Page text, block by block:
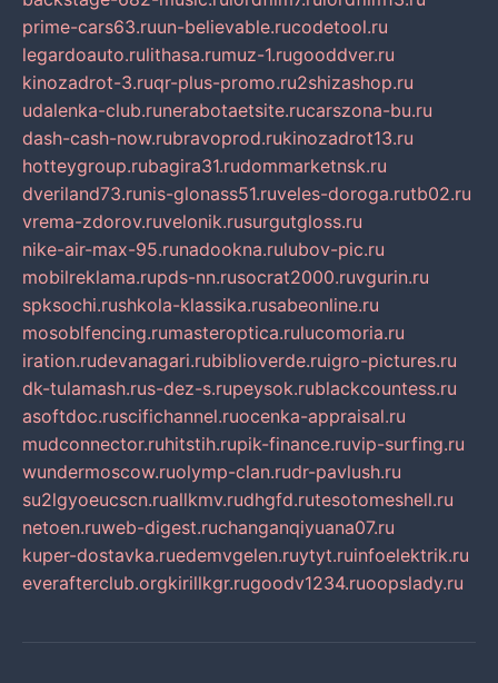
prime-cars63.ruun-believable.rucodetool.ru
legardoauto.rulithasa.rumuz-1.rugooddver.ru
kinozadrot-3.ruqr-plus-promo.ru2shizashop.ru
udalenka-club.runerabotaetsite.rucarszona-bu.ru
dash-cash-now.rubravoprod.rukinozadrot13.ru
hotteygroup.rubagira31.rudommarketnsk.ru
dveriland73.runis-glonass51.ruveles-doroga.rutb02.ru
vrema-zdorov.ruvelonik.rusurgutgloss.ru
nike-air-max-95.runadookna.rulubov-pic.ru
mobilreklama.rupds-nn.rusocrat2000.ruvgurin.ru
spksochi.rushkola-klassika.rusabeonline.ru
mosoblfencing.rumasteroptica.rulucomoria.ru
iration.rudevanagari.rubiblioverde.ruigro-pictures.ru
dk-tulamash.rus-dez-s.rupeysok.rublackcountess.ru
asoftdoc.ruscifichannel.ruocenka-appraisal.ru
mudconnector.ruhitstih.rupik-finance.ruvip-surfing.ru
wundermoscow.ruolymp-clan.rudr-pavlush.ru
su2lgyoeucscn.ruallkmv.rudhgfd.rutesotomeshell.ru
netoen.ruweb-digest.ruchanganqiyuana07.ru
kuper-dostavka.ruedemvgelen.ruytyt.ruinfoelektrik.ru
everafterclub.orgkirillkgr.rugoodv1234.ruoopslady.ru